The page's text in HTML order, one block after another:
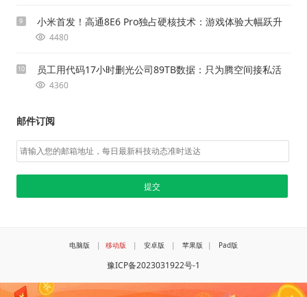
9 小米首发！高通8E6 Pro独占硬核技术：游戏体验大幅跃升
4480
10 员工用代码17小时删光公司89TB数据：只为腾空间接私活
4360
邮件订阅
电脑版 | 移动版 | 安卓版 | 苹果版 | Pad版
豫ICP备2023031922号-1